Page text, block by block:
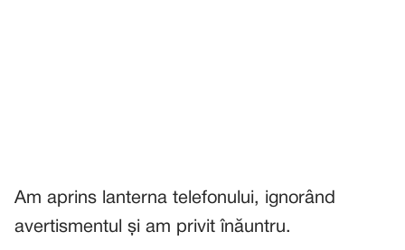
Am aprins lanterna telefonului, ignorând
avertismentul și am privit înăuntru.